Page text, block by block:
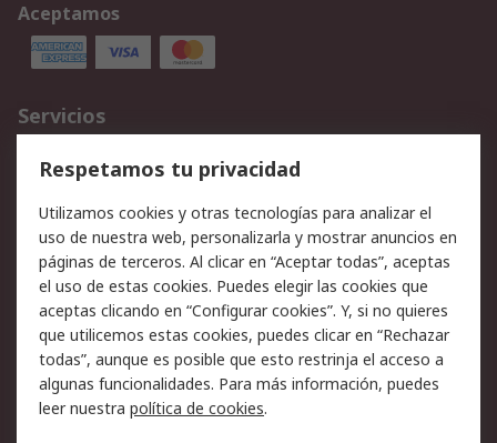
Aceptamos
Servicios
Cómo realizar pedidos
Devoluciones
Facturación y pago
Ofertas
Soporte técnico
Legal
Aviso legal
Política de privacidad -
Actualizada
Política sobre cookies
Seguridad de emails
Certificaciones de
Condiciones de venta
Respetamos tu privacidad
Utilizamos cookies y otras tecnologías para analizar el
uso de nuestra web, personalizarla y mostrar anuncios en
páginas de terceros. Al clicar en “Aceptar todas”, aceptas
el uso de estas cookies. Puedes elegir las cookies que
aceptas clicando en “Configurar cookies”. Y, si no quieres
que utilicemos estas cookies, puedes clicar en “Rechazar
todas”, aunque es posible que esto restrinja el acceso a
algunas funcionalidades. Para más información, puedes
leer nuestra política de cookies.